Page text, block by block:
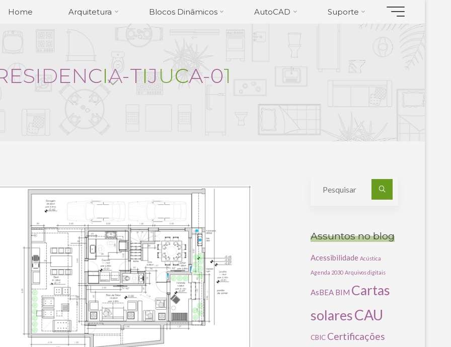
Home Arquitetura Blocos Dinâmicos AutoCAD Suporte
ESIDENCIA-TIJUCA-01
Assuntos no blog
Acessibilidade Acústica
Agenda 2030 Arquivos digitais
AsBEA BIM Cartas
solaresCAU
CBIC Certificações